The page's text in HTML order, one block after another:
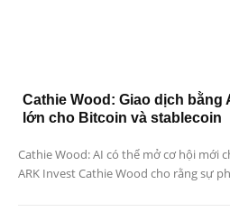
Cathie Wood: Giao dịch bằng
lớn cho Bitcoin và stablecoin
Cathie Wood: AI có thể mở cơ hội mới
ARK Invest Cathie Wood cho rằng sự